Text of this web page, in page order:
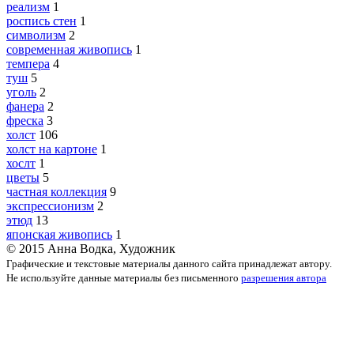
реализм 1
роспись стен 1
символизм 2
современная живопись 1
темпера 4
туш 5
уголь 2
фанера 2
фреска 3
холст 106
холст на картоне 1
хослт 1
цветы 5
частная коллекция 9
экспрессионизм 2
этюд 13
японская живопись 1
© 2015 Анна Водка, Художник
Графические и текстовые материалы данного сайта принадлежат автору.
Не используйте данные материалы без письменного разрешения автора